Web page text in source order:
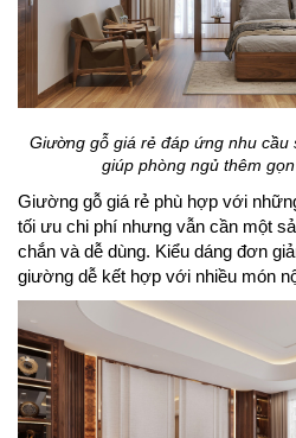
Giường gỗ giá rẻ đáp ứng nhu cầu
giúp phòng ngủ thêm gọn
Giường gỗ giá rẻ phù hợp với
tối ưu chi phí nhưng vẫn cần một
chắn và dễ dùng. Kiểu dáng đơn
giường dễ kết hợp với nhiều món